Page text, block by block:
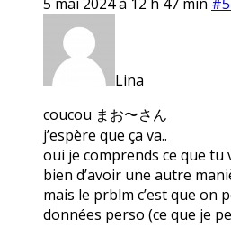
Lina
coucou まお〜さん
j’espère que ça va..
oui je comprends ce que tu
bien d’avoir une autre
mais le prblm c’est que on
données perso (ce que je